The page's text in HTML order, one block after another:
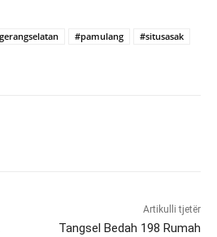
#pamulang
#situsasak
Artikulli tjetër
Tangsel Bedah 198 Rumah